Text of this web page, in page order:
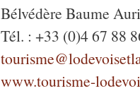
Bélvédère Baume
Tél. : +33 (0)4 67 88
www.tourisme-